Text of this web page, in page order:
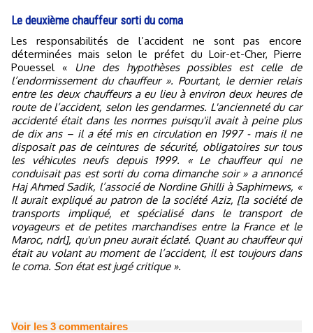
Le deuxième chauffeur sorti du coma
Les responsabilités de l’accident ne sont pas encore
déterminées mais selon le préfet du Loir-et-Cher, Pierre
Pouessel «
Une des hypothèses possibles est celle de
l’endormissement du chauffeur ». Pourtant, le dernier relais
entre les deux chauffeurs a eu lieu à environ deux heures de
route de l’accident, selon les gendarmes. L'ancienneté du car
accidenté était dans les normes puisqu'il avait à peine plus
de dix ans – il a été mis en circulation en 1997 - mais il ne
disposait pas de ceintures de sécurité, obligatoires sur tous
les véhicules neufs depuis 1999. « Le chauffeur qui ne
conduisait pas est sorti du coma dimanche soir» a annoncé
Haj Ahmed Sadik, l’associé de Nordine Ghilli à Saphirnews, «
Il aurait expliqué au patron de la société Aziz, [la société de
transports impliqué, et spécialisé dans le transport de
voyageurs et de petites marchandises entre la France et le
Maroc, ndrl], qu'un pneu aurait éclaté. Quant au chauffeur qui
était au volant au moment de l’accident, il est toujours dans
le coma. Son état est jugé critique ».
Voir les 3 commentaires